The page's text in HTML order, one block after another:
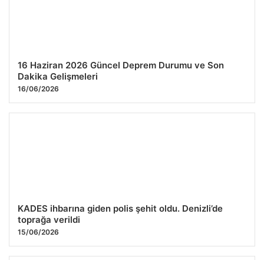
16 Haziran 2026 Güncel Deprem Durumu ve Son
Dakika Gelişmeleri
16/06/2026
KADES ihbarına giden polis şehit oldu. Denizli’de
toprağa verildi
15/06/2026